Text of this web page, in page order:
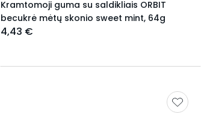
Kramtomoji guma su saldikliais ORBIT
becukrė mėtų skonio sweet mint, 64g
4,43 €